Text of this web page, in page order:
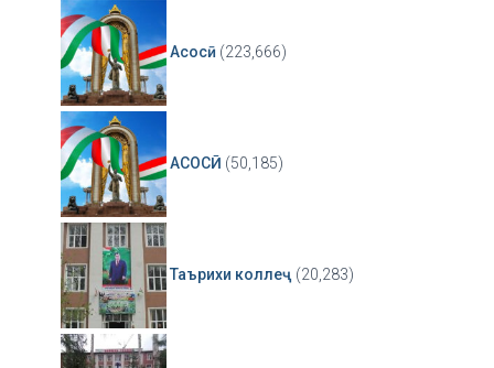
Асосӣ (223,666)
АСОСӢ (50,185)
Таърихи коллеҷ (20,283)